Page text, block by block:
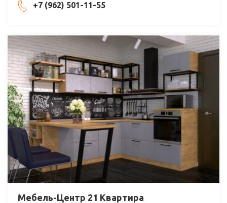
+7 (962) 501-11-55
Мебель-Центр 21 Квартира